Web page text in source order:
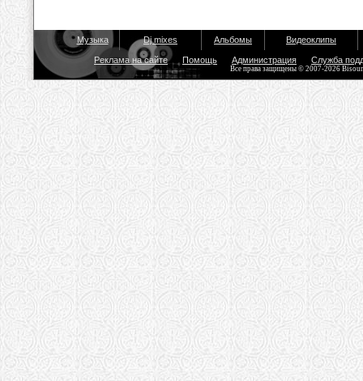
Музыка Dj mixes Альбомы Видеоклипы
Реклама на сайте Помощь Администрация Служба
Все права защищены © 2007-2026